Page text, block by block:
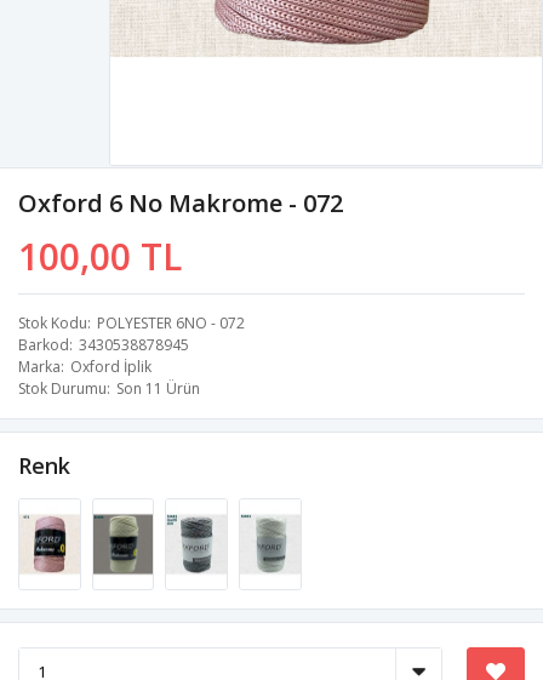
Oxford 6 No Makrome - 072
100,00 TL
Stok Kodu POLYESTER 6NO - 072
Barkod 3430538878945
Marka Oxford İplik
Stok Durumu Son 11 Ürün
Renk